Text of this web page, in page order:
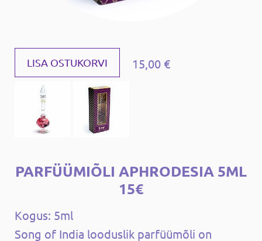
LISA OSTUKORVI 15,00 €
PARFÜÜMIÕLI APHRODESIA 5ML
15€
Kogus: 5ml
Song of India looduslik parfüümõli on